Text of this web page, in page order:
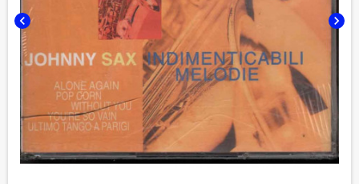
chevron_left chevron_right